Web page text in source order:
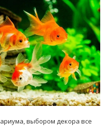
выбором декора все